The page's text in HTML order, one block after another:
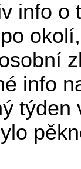
info o
info